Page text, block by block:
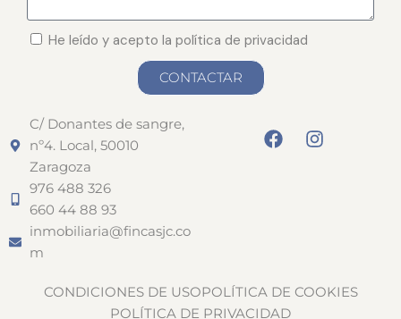
He leído y acepto la política de privacidad
CONTACTAR
C/ Donantes de sangre,
nº4. Local, 50010
Zaragoza
976 488 326
660 44 88 93
inmobiliaria@fincasjc.co
m
CONDICIONES DE USOPOLÍTICA DE COOKIES
POLÍTICA DE PRIVACIDAD